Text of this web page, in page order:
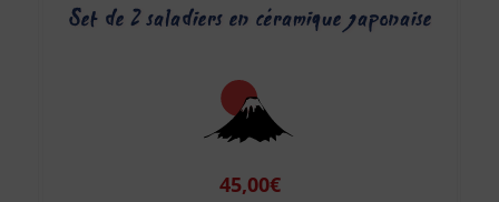
Set de 2 saladiers en céramique japonaise
45,00€